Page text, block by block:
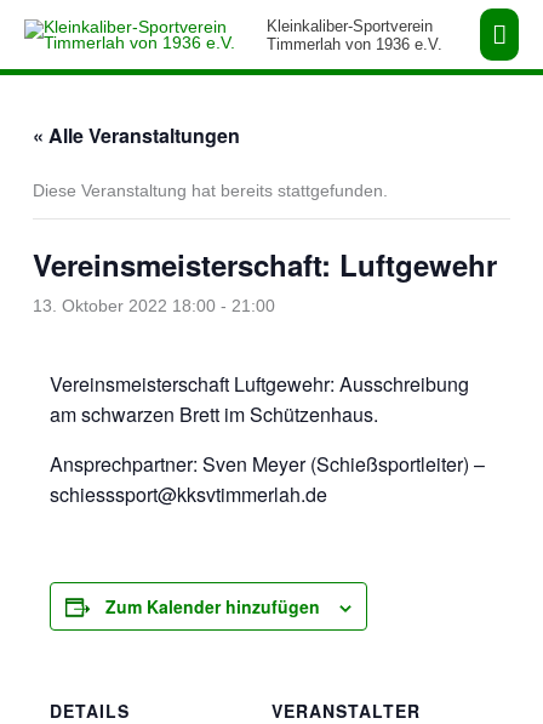
Inhalt
Kleinkaliber-Sportverein
Timmerlah von 1936 e.V.
« Alle Veranstaltungen
Diese Veranstaltung hat bereits stattgefunden.
Vereinsmeisterschaft: Luftgewehr
13. Oktober 2022 18:00 -21:00
Vereinsmeisterschaft Luftgewehr: Ausschreibung
am schwarzen Brett im Schützenhaus.
Ansprechpartner: Sven Meyer (Schießsportleiter) –
schiesssport@kksvtimmerlah.de
Zum Kalender hinzufügen
DETAILS
VERANSTALTER